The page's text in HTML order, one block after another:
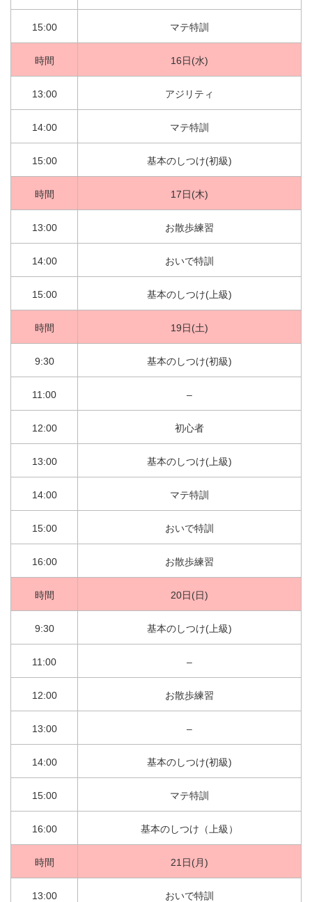
15:00 マテ特訓
時間 16日(水)
13:00 アジリティ
14:00 マテ特訓
15:00 基本のしつけ(初級)
時間 17日(木)
13:00 お散歩練習
14:00 おいで特訓
15:00 基本のしつけ(上級)
時間 19日(土)
9:30 基本のしつけ(初級)
11:00 –
12:00 初心者
13:00 基本のしつけ(上級)
14:00 マテ特訓
15:00 おいで特訓
16:00 お散歩練習
時間 20日(日)
9:30 基本のしつけ(上級)
11:00 –
12:00 お散歩練習
13:00 –
14:00 基本のしつけ(初級)
15:00 マテ特訓
16:00 基本のしつけ（上級）
時間 21日(月)
13:00 おいで特訓